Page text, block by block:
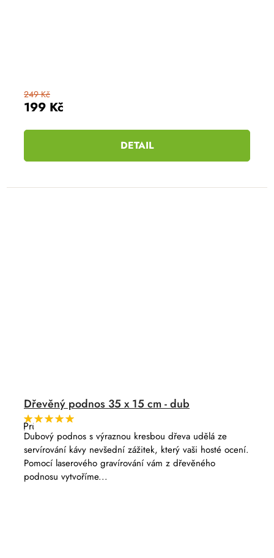
199 Kč
249 Kč
DETAIL
Dřevěný podnos 35 x 15 cm - dub
Průměrné
hodnocení
produktu
je
5,0
z
5
hvězdiček.
Dubový podnos s výraznou kresbou dřeva udělá ze
servírování kávy nevšední zážitek, který vaši hosté ocení.
Pomocí laserového gravírování vám z dřevěného
podnosu vytvoříme...